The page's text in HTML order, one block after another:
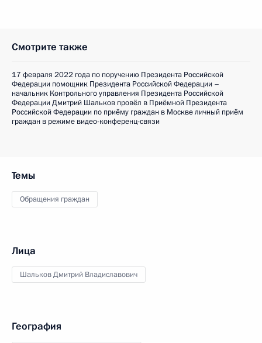
Смотрите также
17 февраля 2022 года по поручению Президента Российской
Федерации помощник Президента Российской Федерации –
начальник Контрольного управления Президента Российской
Федерации Дмитрий Шальков провёл в Приёмной Президента
Российской Федерации по приёму граждан в Москве личный приём
граждан в режиме видео-конференц-связи
Темы
Обращения граждан
Лица
Шальков Дмитрий Владиславович
География